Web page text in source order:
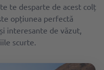
te desparte de acest colț
opțiunea perfectă
interesante de văzut,
scurte.